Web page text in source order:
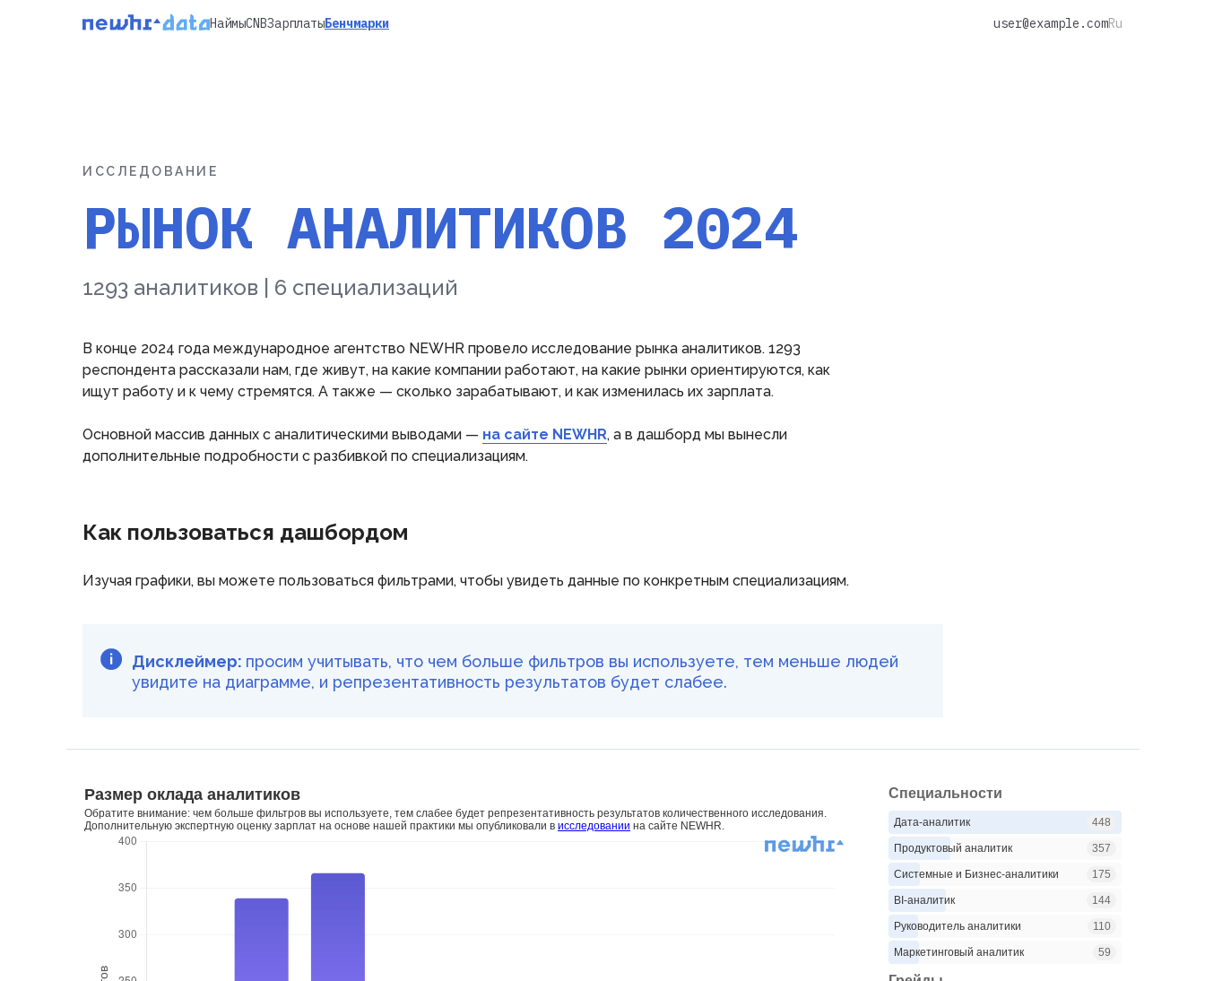
НаймыCNBЗарплатыБенчмарки user@example.comRu
ИССЛЕДОВАНИЕ
РЫНОК АНАЛИТИКОВ 2024
1293 аналитиков | 6 специализаций
В конце 2024 года международное агентство NEWHR провело исследование рынка аналитиков. 1293
респондента рассказали нам, где живут, на какие компании работают, на какие рынки ориентируются, как
ищут работу и к чему стремятся. А также — сколько зарабатывают, и как изменилась их зарплата.
Основной массив данных с аналитическими выводами — на сайте NEWHR, а в дашборд мы вынесли
дополнительные подробности с разбивкой по специализациям.
Как пользоваться дашбордом
Изучая графики, вы можете пользоваться фильтрами, чтобы увидеть данные по конкретным специализациям.
Дисклеймер: просим учитывать, что чем больше фильтров вы используете, тем меньше людей
увидите на диаграмме, и репрезентативность результатов будет слабее.